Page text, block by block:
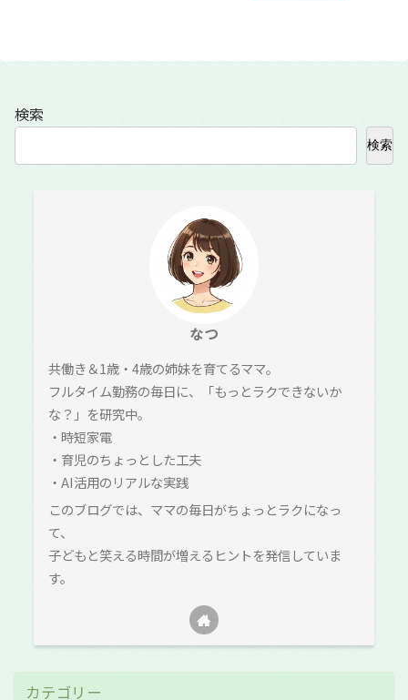
検索
検索
なつ
共働き＆1歳・4歳の姉妹を育てるママ。
フルタイム勤務の毎日に、「もっとラクできないか
な？」を研究中。
・時短家電
・育児のちょっとした工夫
・AI活用のリアルな実践
このブログでは、ママの毎日がちょっとラクになっ
て、
子どもと笑える時間が増えるヒントを発信していま
す。
カテゴリー